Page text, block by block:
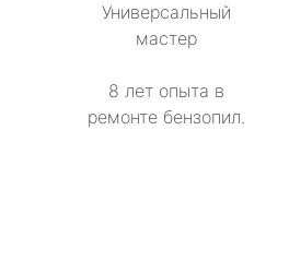
Универсальный
мастер
8 лет опыта в
ремонте бензопил.